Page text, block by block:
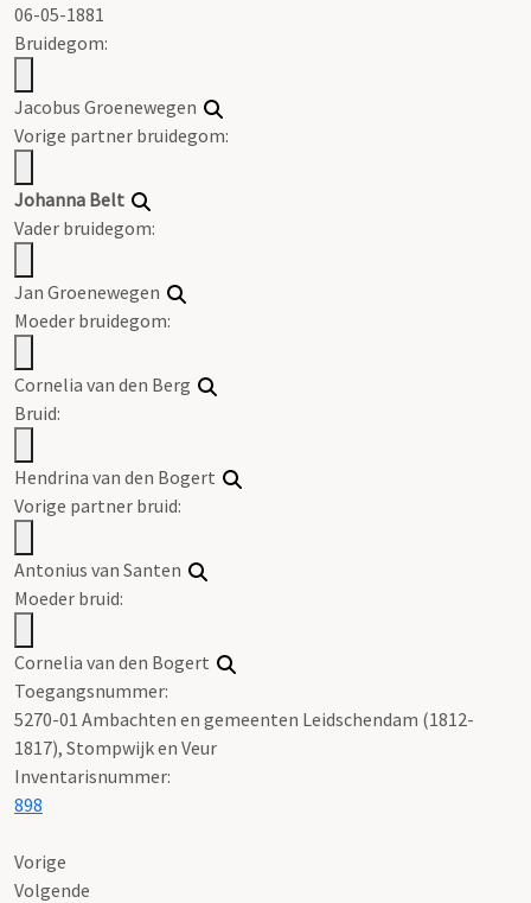
06-05-1881
Bruidegom:
Jacobus Groenewegen
Vorige partner bruidegom:
Johanna Belt
Vader bruidegom:
Jan Groenewegen
Moeder bruidegom:
Cornelia van den Berg
Bruid:
Hendrina van den Bogert
Vorige partner bruid:
Antonius van Santen
Moeder bruid:
Cornelia van den Bogert
Toegangsnummer:
5270-01 Ambachten en gemeenten Leidschendam (1812-
1817), Stompwijk en Veur
Inventarisnummer:
898
Vorige
Volgende